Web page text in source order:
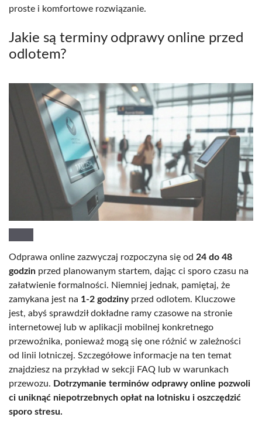
proste i komfortowe rozwiązanie.
Jakie są terminy odprawy online przed
odlotem?
Odprawa online zazwyczaj rozpoczyna się od 24 do 48
godzin przed planowanym startem, dając ci sporo czasu na
załatwienie formalności. Niemniej jednak, pamiętaj, że
zamykana jest na 1-2 godzinyprzed odlotem. Kluczowe
jest, abyś sprawdził dokładne ramy czasowe na stronie
internetowej lub w aplikacji mobilnej konkretnego
przewoźnika, ponieważ mogą się one różnić w zależności
od linii lotniczej. Szczegółowe informacje na ten temat
znajdziesz na przykład w sekcji FAQ lub w warunkach
przewozu. Dotrzymanie terminów odprawy online pozwoli
ci uniknąć niepotrzebnych opłat na lotnisku i oszczędzić
sporo stresu.